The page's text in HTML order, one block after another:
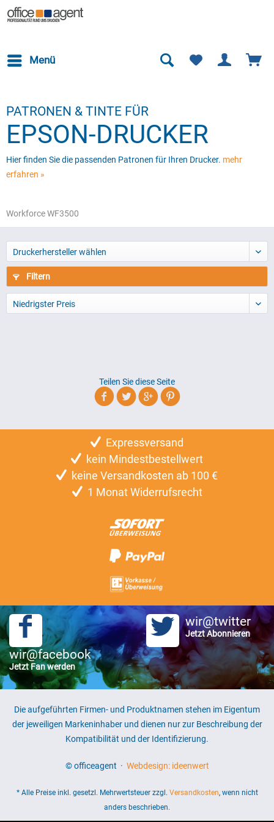
Menü
PATRONEN & TINTE FÜR
EPSON-DRUCKER
Hier finden Sie die passenden Patronen für Ihren Drucker. mehr
erfahren »
Workforce WF3500
Druckerhersteller wählen
Filtern
Niedrigster Preis
Teilen Sie diese Seite
Expressversand
kein Mindestbestellwert
keine Versandkosten ab 100 €
1 Monat Widerrufsrecht
wir@facebook
Jetzt Fan werden
wir@twitter
Jetzt Abonnieren
Die aufgeführten Firmen- und Produktnamen stehen im Eigentum
der jeweiligen Markeninhaber und dienen nur zur Beschreibung der
Kompatibilität und der Identifizierung.
© officeagent · Webdesign: ideenwert
* Alle Preise inkl. gesetzl. Mehrwertsteuer zzgl. Versandkosten, wenn nicht
anders beschrieben.